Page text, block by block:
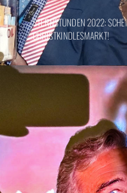
STERNSTUNDEN 2022:
CHRISTKINDLESMARKT!